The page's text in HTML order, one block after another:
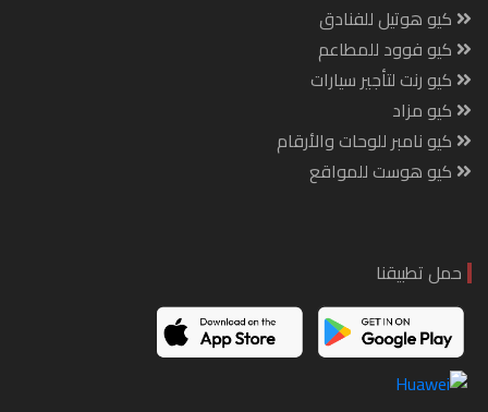
كيو هوتيل للفنادق
كيو فوود للمطاعم
كيو رنت لتأجير سيارات
كيو مزاد
كيو نامبر للوحات والأرقام
كيو هوست للمواقع
حمل تطبيقنا